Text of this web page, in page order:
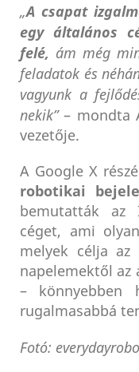
„A csapat
egy általános
felé, ám még
feladatok és
vagyunk a
nekik”– mondta
vezetője.
A Google X
robotikai
bemutatták az
céget, ami
melyek célja
napelemektől
– könnyebben
rugalmasabbá
Fotó: